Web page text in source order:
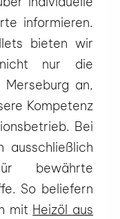
informieren.
bieten wir
nicht nur die
an,
Kompetenz
Bei
ausschließlich
bewährte
So beliefern
mit Heizöl aus